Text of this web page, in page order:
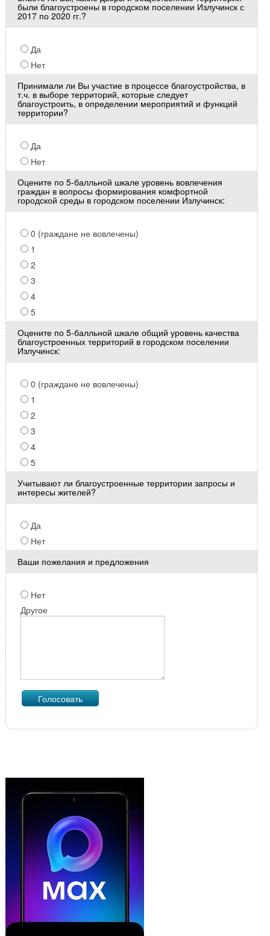
были благоустроены в городском поселении Излучинск с
2017 по 2020 гг.?
Да
Нет
Принимали ли Вы участие в процессе благоустройства, в
т.ч. в выборе территорий, которые следует
благоустроить, в определении мероприятий и функций
территории?
Да
Нет
Оцените по 5-балльной шкале уровень вовлечения
граждан в вопросы формирования комфортной
городской среды в городском поселении Излучинск:
0 (граждане не вовлечены)
1
2
3
4
5
Оцените по 5-балльной шкале общий уровень качества
благоустроенных территорий в городском поселении
Излучинск:
0 (граждане не вовлечены)
1
2
3
4
5
Учитывают ли благоустроенные территории запросы и
интересы жителей?
Да
Нет
Ваши пожелания и предложения
Нет
Другое